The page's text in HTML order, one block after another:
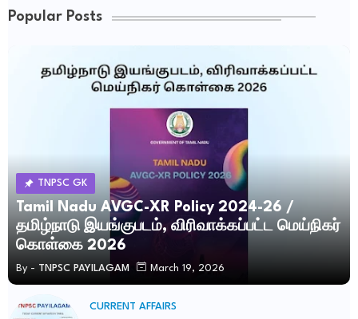
Popular Posts
TNPSC GK
Tamil Nadu AVGC-XR Policy 2024-26 /
தமிழ்நாடு இயங்குபடம், விரிவாக்கப்பட்ட மெய்நிகர்
கொள்கை 2026
By - TNPSC PAYILAGAM March 19, 2026
CURRENT AFFAIRS